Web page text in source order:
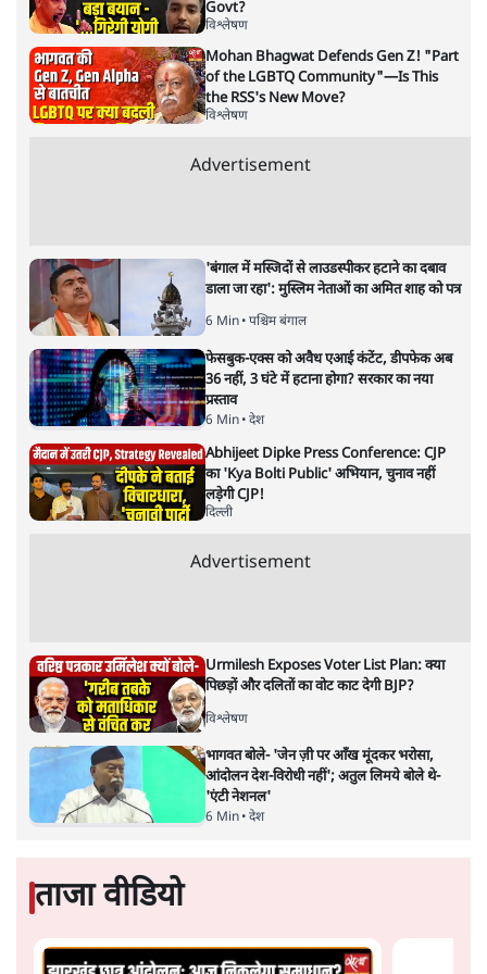
मुकेश कुमार
लेखक सत्यहिंदी के संपादक हैं।
मुकेश कुमारकी और स्टोरी पढ़ें
भारत–यूरोप संवाद: दूरदर्शी रणनीति या
हालात से उपजा मोड़?
विश्लेषण| सतीश झा| 29 JAN, 2026
भारत ईयू मुक्त व्यापार समझौताः ईयू अध्यक्ष उर्सुला वॉन डेर लेयेन और
पीएम मोदी
सतीश झा
भारत-यूरोपीय संघ मुक्त व्यापार समझौताः क्या यूरोप की ओर भारत
का झुकाव एक लंबा रणनीतिक नज़रिया है या वैश्विक दबावों और
अमेरिकी अनिश्चितता की वजह से उठाया गया एक कदम है? वरिष्ठ
पत्रकार सतीश झा का आकलनः
कूटनीति में समय ही सबसेबड़ा कारक होता है। भारत का यूरोप की
यूरोपीय संघ मुक्त व्यापार समझौते (एफ़टीए) में दिखाई देता है—
किसी दीर्घकालिक रणनीतिक दूरदृष्टि की पराकाष्ठा कम, और
और पढ़ें